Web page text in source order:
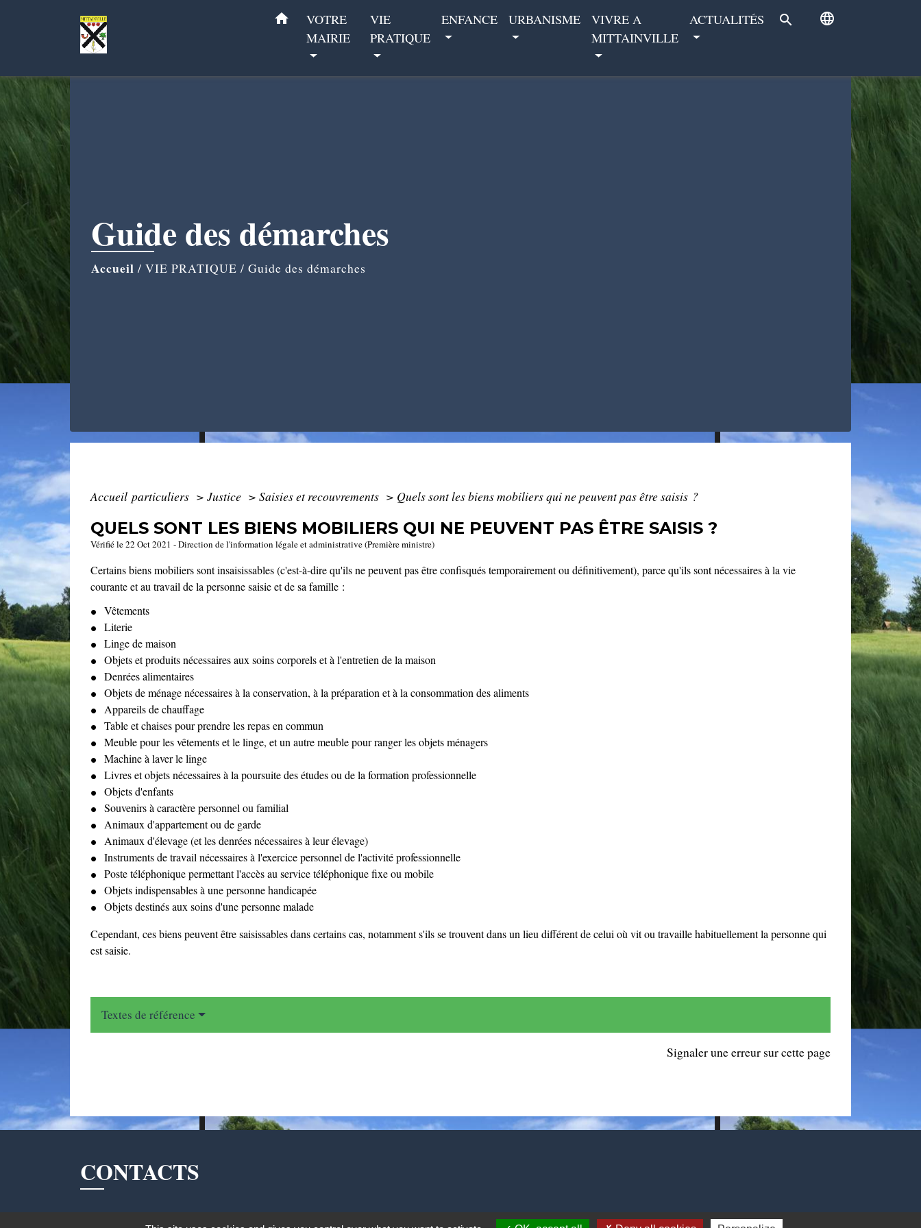
home
VOTRE
MAIRIE
VIE
PRATIQUE
ENFANCE URBANISME
VIVRE A
MITTAINVILLE
ACTUALITÉS search language
Guide des démarches
Accueil / VIE PRATIQUE / Guide des démarches
Accueil particuliers > Justice > Saisies et recouvrements > Quels sont les biens mobiliers qui ne peuvent pas être saisis ?
QUELS SONT LES BIENS MOBILIERS QUI NE PEUVENT PAS ÊTRE SAISIS ?
Vérifié le 22 Oct 2021 - Direction de l'information légale et administrative (Première ministre)
Certains biens mobiliers sont insaisissables (c'est-à-dire qu'ils ne peuvent pas être confisqués temporairement ou définitivement), parce qu'ils sont nécessaires à la vie
courante et au travail de la personne saisie et de sa famille :
Vêtements
Literie
Linge de maison
Objets et produits nécessaires aux soins corporels et à l'entretien de la maison
Denrées alimentaires
Objets de ménage nécessaires à la conservation, à la préparation et à la consommation des aliments
Appareils de chauffage
Table et chaises pour prendre les repas en commun
Meuble pour les vêtements et le linge, et un autre meuble pour ranger les objets ménagers
Machine à laver le linge
Livres et objets nécessaires à la poursuite des études ou de la formation professionnelle
Objets d'enfants
Souvenirs à caractère personnel ou familial
Animaux d'appartement ou de garde
Animaux d'élevage (et les denrées nécessaires à leur élevage)
Instruments de travail nécessaires à l'exercice personnel de l'activité professionnelle
Poste téléphonique permettant l'accès au service téléphonique fixe ou mobile
Objets indispensables à une personne handicapée
Objets destinés aux soins d'une personne malade
Cependant, ces biens peuvent être saisissables dans certains cas, notamment s'ils se trouvent dans un lieu différent de celui où vit ou travaille habituellement la personne qui
est saisie.
Textes de référence
Signaler une erreur sur cette page
CONTACTS